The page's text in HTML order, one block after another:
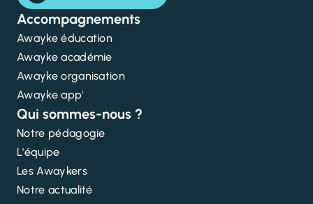
Accompagnements
Awayke éducation
Awayke académie
Awayke organisation
Awayke app'
Qui sommes-nous ?
Notre pédagogie
L'équipe
Les Awaykers
Notre actualité